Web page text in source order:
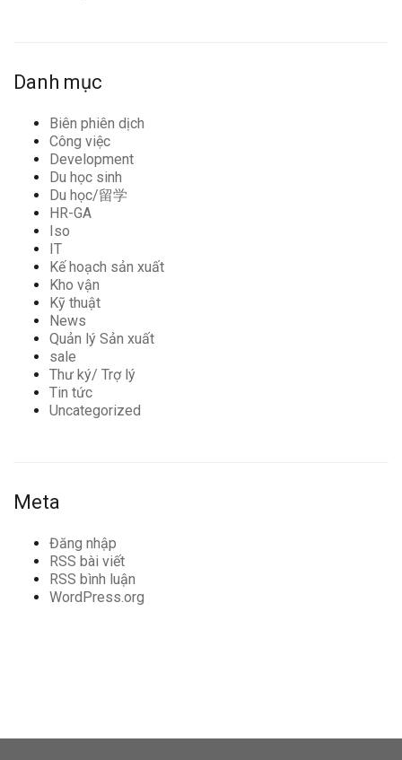
Danh mục
Biên phiên dịch
Công việc
Development
Du học sinh
Du học/留学
HR-GA
Iso
IT
Kế hoạch sản xuất
Kho vận
Kỹ thuật
News
Quản lý Sản xuất
sale
Thư ký/ Trợ lý
Tin tức
Uncategorized
Meta
Đăng nhập
RSS bài viết
RSS bình luận
WordPress.org